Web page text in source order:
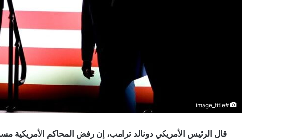
#image_title
قال الرئيس الأمريكي دونالد ترامب، إن رفض المحاكم الأمريكية